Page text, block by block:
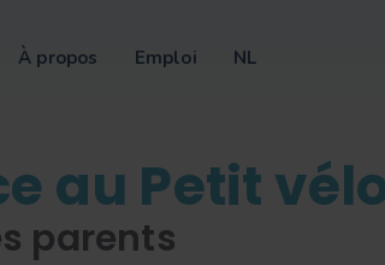
À propos Emploi NL
au Petit
parents